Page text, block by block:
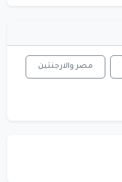
مصر والارجنتين